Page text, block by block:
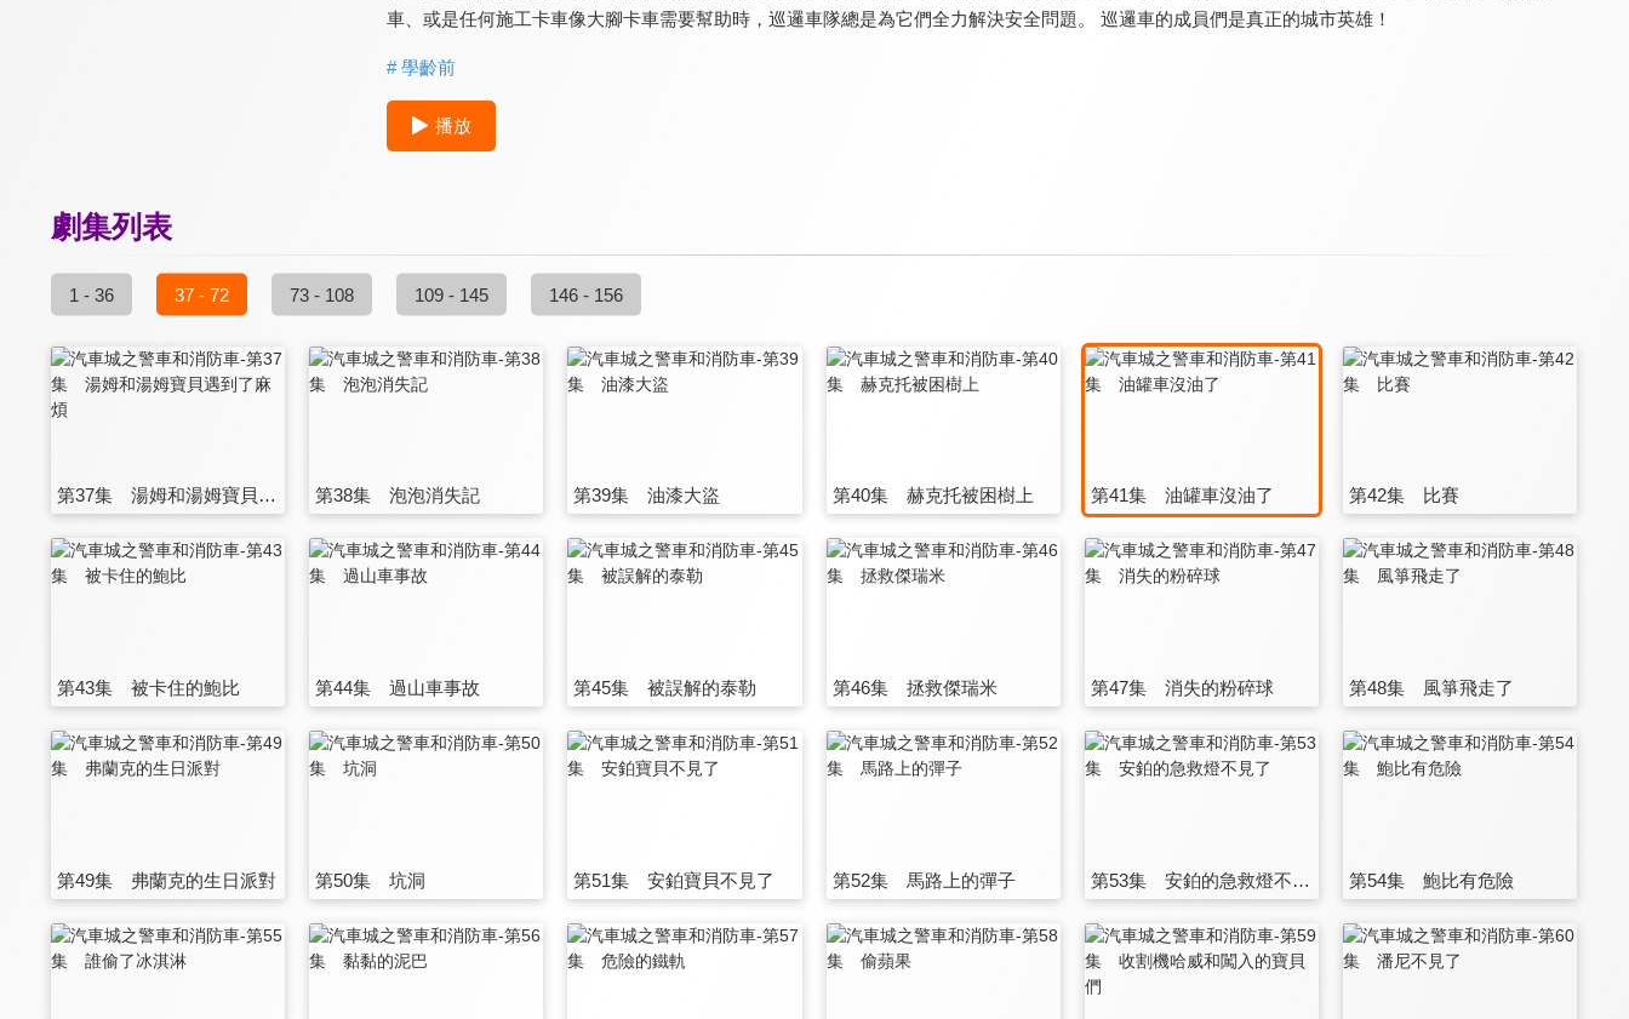
車、或是任何施工卡車像大腳卡車需要幫助時，巡邏車隊總是為它們全力解決安全問題。 巡邏車的成員們是真正的城市英雄！
# 學齡前
播放
劇集列表
1 - 36 37 - 72 73 - 108 109 - 145 146 - 156
第37集 湯姆和湯姆寶貝遇到了麻煩 第38集 泡泡消失記 第39集 油漆大盜 第40集 赫克托被困樹上 第41集 油罐車沒油了 第42集 比賽
第43集 被卡住的鮑比 第44集 過山車事故 第45集 被誤解的泰勒 第46集 拯救傑瑞米 第47集 消失的粉碎球 第48集 風箏飛走了
第49集 弗蘭克的生日派對 第50集 坑洞 第51集 安鉑寶貝不見了 第52集 馬路上的彈子 第53集 安鉑的急救燈不見了 第54集 鮑比有危險